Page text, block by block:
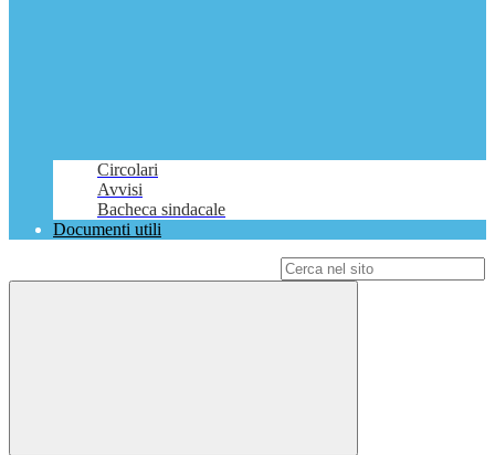
Circolari
Avvisi
Bacheca sindacale
Documenti utili